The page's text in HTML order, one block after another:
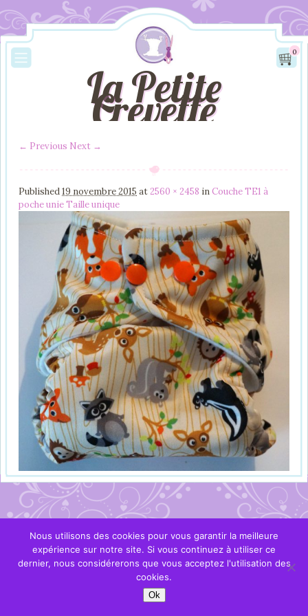
La Petite
Crevette
0
← Previous Next →
Published19 novembre 2015 at2560 × 2458 inCouche TE1 à
poche unie Taille unique
Nous utilisons des cookies pour vous garantir la meilleure
expérience sur notre site. Si vous continuez à utiliser ce
dernier, nous considérerons que vous acceptez l'utilisation des
cookies.
Ok